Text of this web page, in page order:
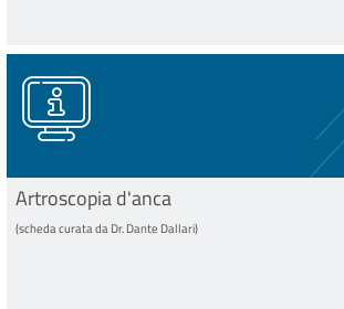
Artroscopia d'anca
(scheda curata da Dr. Dante Dallari)